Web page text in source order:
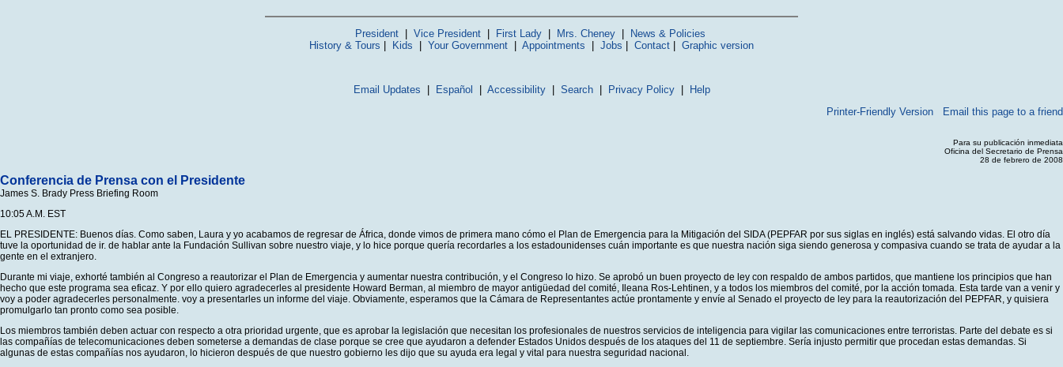
President| Vice President| First Lady| Mrs. Cheney|
News & Policies
History & Tours
Kids Your Government Appointments Jobs Contact Graphic version
Email Updates Español Accessibility| Search| Privacy Policy|
Help
Printer-Friendly Version
Email this page to a friend
Para su publicación inmediata
Oficina del Secretario de Prensa
28 de febrero de 2008
Conferencia de Prensa con el Presidente
James S. Brady Press Briefing Room
10:05 A.M. EST
EL PRESIDENTE: Buenos días. Como saben, Laura y yo acabamos de regresar de África, donde vimos de primera mano cómo el Plan de Emergencia para la Mitigación del SIDA (PEPFAR por sus siglas en inglés) está salvando vidas. El otro día
tuve la oportunidad de ir. de hablar ante la Fundación Sullivan sobre nuestro viaje, y lo hice porque quería recordarles a los estadounidenses cuán importante es que nuestra nación siga siendo generosa y compasiva cuando se trata de ayudar a la
gente en el extranjero.
Durante mi viaje, exhorté también al Congreso a reautorizar el Plan de Emergencia y aumentar nuestra contribución, y el Congreso lo hizo. Se aprobó un buen proyecto de ley con respaldo de ambos partidos, que mantiene los principios que han
hecho que este programa sea eficaz. Y por ello quiero agradecerles al presidente Howard Berman, al miembro de mayor antigüedad del comité, Ileana Ros-Lehtinen, y a todos los miembros del comité, por la acción tomada. Esta tarde van a venir y
voy a poder agradecerles personalmente. voy a presentarles un informe del viaje. Obviamente, esperamos que la Cámara de Representantes actúe prontamente y envíe al Senado el proyecto de ley para la reautorización del PEPFAR, y quisiera
promulgarlo tan pronto como sea posible.
Los miembros también deben actuar con respecto a otra prioridad urgente, que es aprobar la legislación que necesitan los profesionales de nuestros servicios de inteligencia para vigilar las comunicaciones entre terroristas. Parte del debate es si
las compañías de telecomunicaciones deben someterse a demandas de clase porque se cree que ayudaron a defender Estados Unidos después de los ataques del 11 de septiembre. Sería injusto permitir que procedan estas demandas. Si
algunas de estas compañías nos ayudaron, lo hicieron después de que nuestro gobierno les dijo que su ayuda era legal y vital para nuestra seguridad nacional.